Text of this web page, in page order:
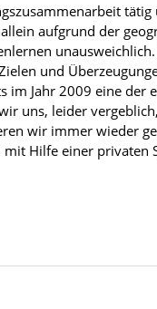
tätig
aufgrund der
und
im Jahr 2009 eine der
uns, leider
wir immer wieder
Hilfe einer privaten